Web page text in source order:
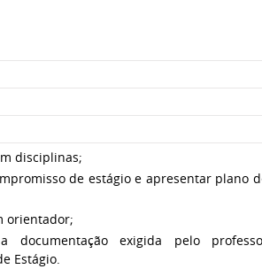
disciplinas;
de estágio e apresentar plano
orientador;
documentação exigida pelo
Estágio.